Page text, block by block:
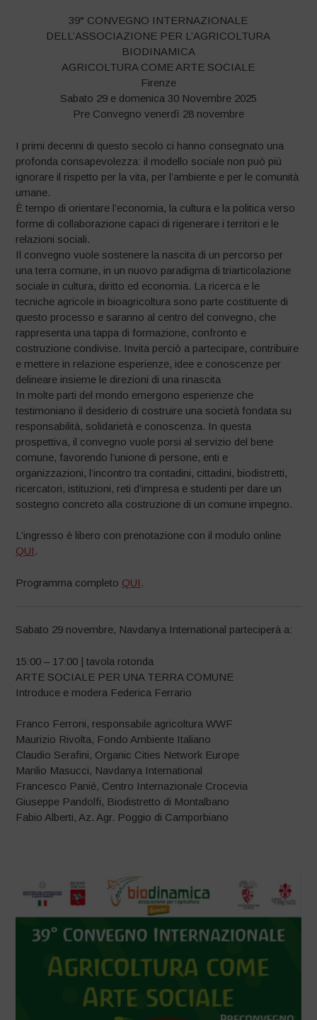
39° CONVEGNO INTERNAZIONALE
DELL’ASSOCIAZIONE PER L’AGRICOLTURA
BIODINAMICA
AGRICOLTURA COME ARTE SOCIALE
Firenze
Sabato 29 e domenica 30 Novembre 2025
Pre Convegno venerdì 28 novembre
I primi decenni di questo secolo ci hanno consegnato una
profonda consapevolezza: il modello sociale non può più
ignorare il rispetto per la vita, per l’ambiente e per le comunità
umane.
È tempo di orientare l’economia, la cultura e la politica verso
forme di collaborazione capaci di rigenerare i territori e le
relazioni sociali.
Il convegno vuole sostenere la nascita di un percorso per
una terra comune, in un nuovo paradigma di triarticolazione
sociale in cultura, diritto ed economia. La ricerca e le
tecniche agricole in bioagricoltura sono parte costituente di
questo processo e saranno al centro del convegno, che
rappresenta una tappa di formazione, confronto e
costruzione condivise. Invita perciò a partecipare, contribuire
e mettere in relazione esperienze, idee e conoscenze per
delineare insieme le direzioni di una rinascita
In molte parti del mondo emergono esperienze che
testimoniano il desiderio di costruire una società fondata su
responsabilità, solidarietà e conoscenza. In questa
prospettiva, il convegno vuole porsi al servizio del bene
comune, favorendo l’unione di persone, enti e
organizzazioni, l’incontro tra contadini, cittadini, biodistretti,
ricercatori, istituzioni, reti d’impresa e studenti per dare un
sostegno concreto alla costruzione di un comune impegno.
L’ingresso è libero con prenotazione con il modulo online
QUI .
Programma completo QUI .
Sabato 29 novembre, Navdanya International parteciperà a:
15:00 – 17:00 | tavola rotonda
ARTE SOCIALE PER UNA TERRA COMUNE
Introduce e modera Federica Ferrario
Franco Ferroni, responsabile agricoltura WWF
Maurizio Rivolta, Fondo Ambiente Italiano
Claudio Serafini, Organic Cities Network Europe
Manlio Masucci, Navdanya International
Francesco Paniè, Centro Internazionale Crocevia
Giuseppe Pandolfi, Biodistretto di Montalbano
Fabio Alberti, Az. Agr. Poggio di Camporbiano